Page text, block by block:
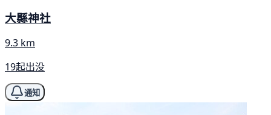
大縣神社
9.3 km
19起出没
通知